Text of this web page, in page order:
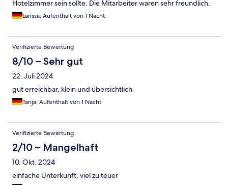
Hotelzimmer sein sollte. Die Mitarbeiter waren sehr freundlich.
Larissa, Aufenthalt von 1 Nacht
Verifizierte Bewertung
8/10 – Sehr gut
22. Juli 2024
gut erreichbar, klein und übersichtlich
Tanja, Aufenthalt von 1 Nacht
Verifizierte Bewertung
2/10 – Mangelhaft
10. Okt. 2024
einfache Unterkunft, viel zu teuer